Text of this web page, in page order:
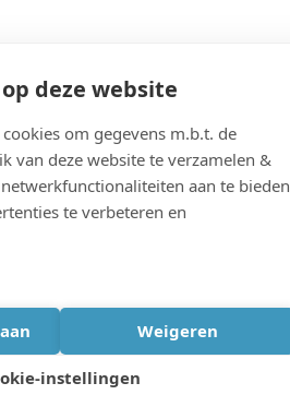
deze website
om gegevens m.b.t. de
van deze website te verzamelen &
aan te bieden
te verbeteren en
Weigeren
instellingen
die Vlaanderen in
die vele
Digitaal via